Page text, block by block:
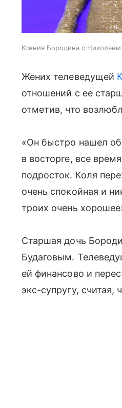
Ксения Бородина с
Жених телеведущей
отношений с ее
отметив, что
«Он быстро нашел
в восторге, все
подросток. Коля
очень спокойная и
троих очень
Старшая дочь
Будаговым.
ей финансово и
экс-супругу,